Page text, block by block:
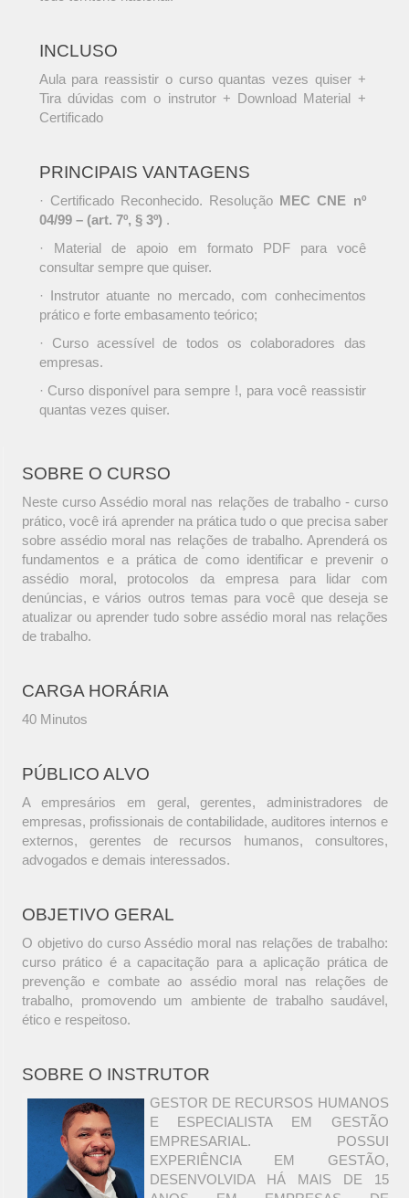
INCLUSO
Aula para reassistir o curso quantas vezes quiser +
Tira dúvidas com o instrutor + Download Material +
Certificado
PRINCIPAIS VANTAGENS
· Certificado Reconhecido. Resolução MEC CNE nº
04/99 – (art. 7º, § 3º) .
· Material de apoio em formato PDF para você
consultar sempre que quiser.
· Instrutor atuante no mercado, com conhecimentos
prático e forte embasamento teórico;
· Curso acessível de todos os colaboradores das
empresas.
· Curso disponível para sempre !, para você reassistir
quantas vezes quiser.
SOBRE O CURSO
Neste curso Assédio moral nas relações de trabalho - curso
prático, você irá aprender na prática tudo o que precisa saber
sobre assédio moral nas relações de trabalho. Aprenderá os
fundamentos e a prática de como identificar e prevenir o
assédio moral, protocolos da empresa para lidar com
denúncias, e vários outros temas para você que deseja se
atualizar ou aprender tudo sobre assédio moral nas relações
de trabalho.
CARGA HORÁRIA
40 Minutos
PÚBLICO ALVO
A empresários em geral, gerentes, administradores de
empresas, profissionais de contabilidade, auditores internos e
externos, gerentes de recursos humanos, consultores,
advogados e demais interessados.
OBJETIVO GERAL
O objetivo do curso Assédio moral nas relações de trabalho:
curso prático é a capacitação para a aplicação prática de
prevenção e combate ao assédio moral nas relações de
trabalho, promovendo um ambiente de trabalho saudável,
ético e respeitoso.
SOBRE O INSTRUTOR
GESTOR DE RECURSOS HUMANOS
E ESPECIALISTA EM GESTÃO
EMPRESARIAL. POSSUI
EXPERIÊNCIA EM GESTÃO,
DESENVOLVIDA HÁ MAIS DE 15